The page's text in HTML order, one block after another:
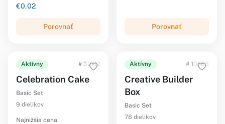
€0,02
Porovnať Porovnať
Aktívny # 30712
Celebration Cake
Basic Set
9 dielikov
Najnižšia cena
Aktívny # 10853
Creative Builder
Box
Basic Set
78 dielikov